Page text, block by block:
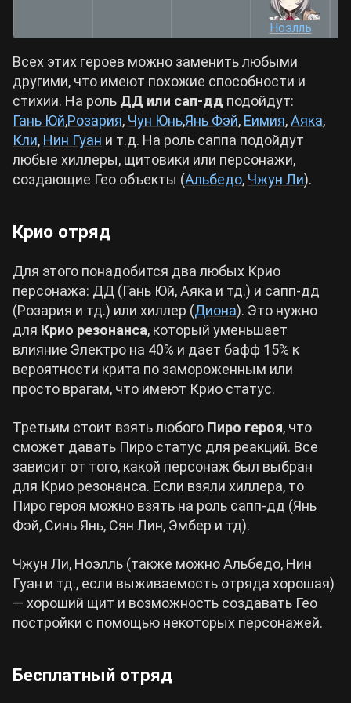
Ноэлль
Всех этих героев можно заменить любыми
другими, что имеют похожие способности и
стихии. На роль ДД или сап-дд подойдут:
Гань Юй,Розария, Чун Юнь,Янь Фэй, Еимия,Аяка,
Кли, Нин Гуан и т.д. На роль саппа подойдут
любые хиллеры, щитовики или персонажи,
создающие Гео объекты (Альбедо, Чжун Ли).
Крио отряд
Для этого понадобится два любых Крио
персонажа: ДД (Гань Юй, Аяка и тд.) и сапп-дд
(Розария и тд.) или хиллер (Диона). Это нужно
для Крио резонанса, который уменьшает
влияние Электро на 40% и дает бафф 15% к
вероятности крита по замороженным или
просто врагам, что имеют Крио статус.
Третьим стоит взять любого Пиро героя, что
сможет давать Пиро статус для реакций. Все
зависит от того, какой персонаж был выбран
для Крио резонанса. Если взяли хиллера, то
Пиро героя можно взять на роль сапп-дд (Янь
Фэй, Синь Янь, Сян Лин, Эмбер и тд).
Чжун Ли, Ноэлль (также можно Альбедо, Нин
Гуан и тд., если выживаемость отряда хорошая)
— хороший щит и возможность создавать Гео
постройки с помощью некоторых персонажей.
Бесплатный отряд